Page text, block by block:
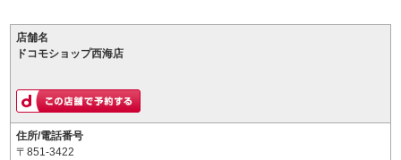
店舗名
ドコモショップ西海店
住所/電話番号
〒851-3422